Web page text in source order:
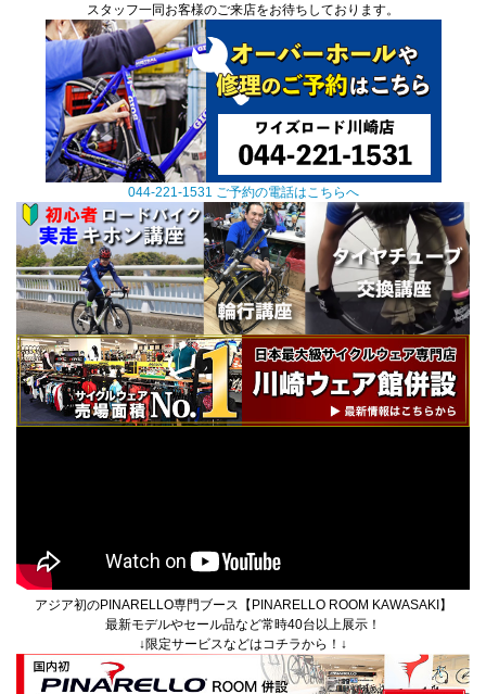
スタッフ一同お客様のご来店をお待ちしております。
044-221-1531 ご予約の電話はこちらへ
アジア初のPINARELLO専門ブース【PINARELLO ROOM KAWASAKI】
最新モデルやセール品など常時40台以上展示！
↓限定サービスなどはコチラから！↓